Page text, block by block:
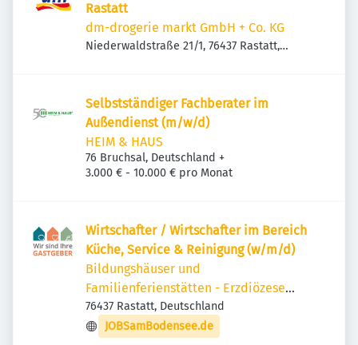
Rastatt
dm-drogerie markt GmbH + Co. KG
Niederwaldstraße 21/1, 76437 Rastatt,
Selbstständiger Fachberater im
Außendienst (m/w/d)
HEIM & HAUS
76 Bruchsal, Deutschland +
3.000 € - 10.000 € pro Monat
Wirtschafter / Wirtschafter im Bereich
Küche, Service & Reinigung (w/m/d)
Bildungshäuser und
Familienferienstätten - Erzdiözese
Freiburg
76437 Rastatt, Deutschland
JOBSamBodensee.de